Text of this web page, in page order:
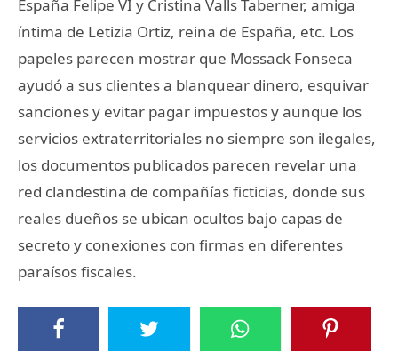
España Felipe VI y Cristina Valls Taberner, amiga
íntima de Letizia Ortiz, reina de España, etc. Los
papeles parecen mostrar que Mossack Fonseca
ayudó a sus clientes a blanquear dinero, esquivar
sanciones y evitar pagar impuestos y aunque los
servicios extraterritoriales no siempre son ilegales,
los documentos publicados parecen revelar una
red clandestina de compañías ficticias, donde sus
reales dueños se ubican ocultos bajo capas de
secreto y conexiones con firmas en diferentes
paraísos fiscales.